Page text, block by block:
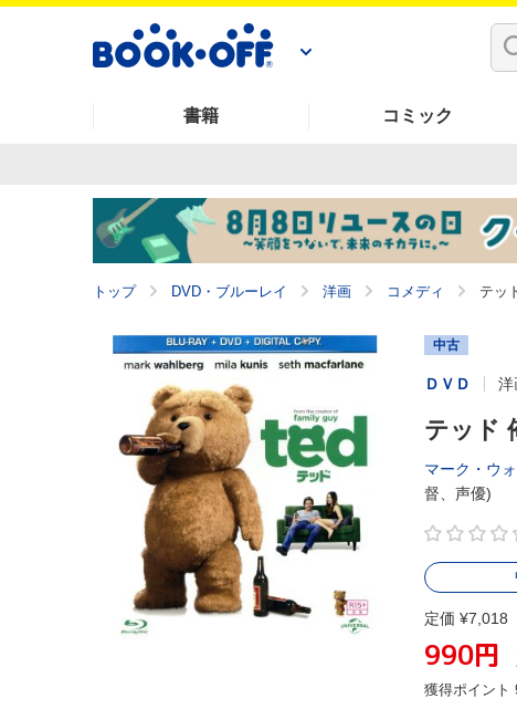
書籍 コミック
トップ DVD・ブルーレイ 洋画 コメディ テッ
中古
ＤＶＤ 洋
テッド
マーク・ウ
督、声優)
定価 ¥7,018
990円
獲得ポイント